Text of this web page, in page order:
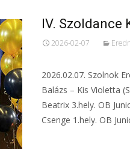
IV. Szoldance
2026-02-07
2026.02.07. Szolnok
Balázs – Kis Violetta
Beatrix 3.hely. OB
Csenge 1.hely. OB